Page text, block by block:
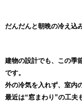
だんだんと朝晩の冷え込
建物の設計でも、この季
です。
外の冷気を入れず、室内
最近は“窓まわり”の工夫